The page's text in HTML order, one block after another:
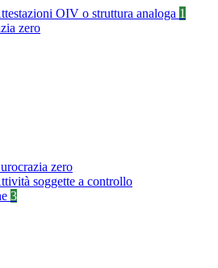
OIV o struttura analoga 1
zero
zero
soggette a controllo
3